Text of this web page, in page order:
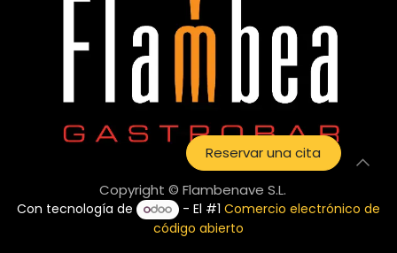
Reservar una cita
Copyright © Flambenave S.L.
Con tecnología de - El #1Comercio electrónico de
código abierto